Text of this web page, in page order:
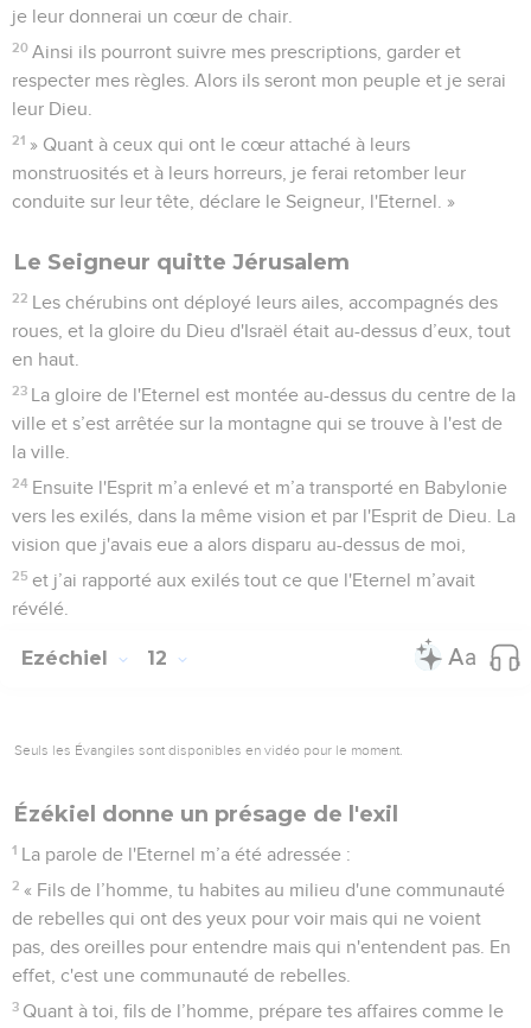
je leur donnerai un cœur de chair.
20 Ainsi ils pourront suivre mes prescriptions, garder et
respecter mes règles. Alors ils seront mon peuple et je serai
leur Dieu.
21 » Quant à ceux qui ont le cœur attaché à leurs
monstruosités et à leurs horreurs, je ferai retomber leur
conduite sur leur tête, déclare le Seigneur, l'Eternel. »
Le Seigneur quitte Jérusalem
22 Les chérubins ont déployé leurs ailes, accompagnés des
roues, et la gloire du Dieu d'Israël était au-dessus d’eux, tout
en haut.
23 La gloire de l'Eternel est montée au-dessus du centre de la
ville et s’est arrêtée sur la montagne qui se trouve à l'est de
la ville.
24 Ensuite l'Esprit m’a enlevé et m’a transporté en Babylonie
vers les exilés, dans la même vision et par l'Esprit de Dieu. La
vision que j'avais eue a alors disparu au-dessus de moi,
25 et j’ai rapporté aux exilés tout ce que l'Eternel m’avait
révélé.
Ezéchiel 12
Seuls les Évangiles sont disponibles en vidéo pour le moment.
Ézékiel donne un présage de l'exil
1 La parole de l'Eternel m’a été adressée :
2 « Fils de l’homme, tu habites au milieu d'une communauté
de rebelles qui ont des yeux pour voir mais qui ne voient
pas, des oreilles pour entendre mais qui n'entendent pas. En
effet, c'est une communauté de rebelles.
3 Quant à toi, fils de l’homme, prépare tes affaires comme le